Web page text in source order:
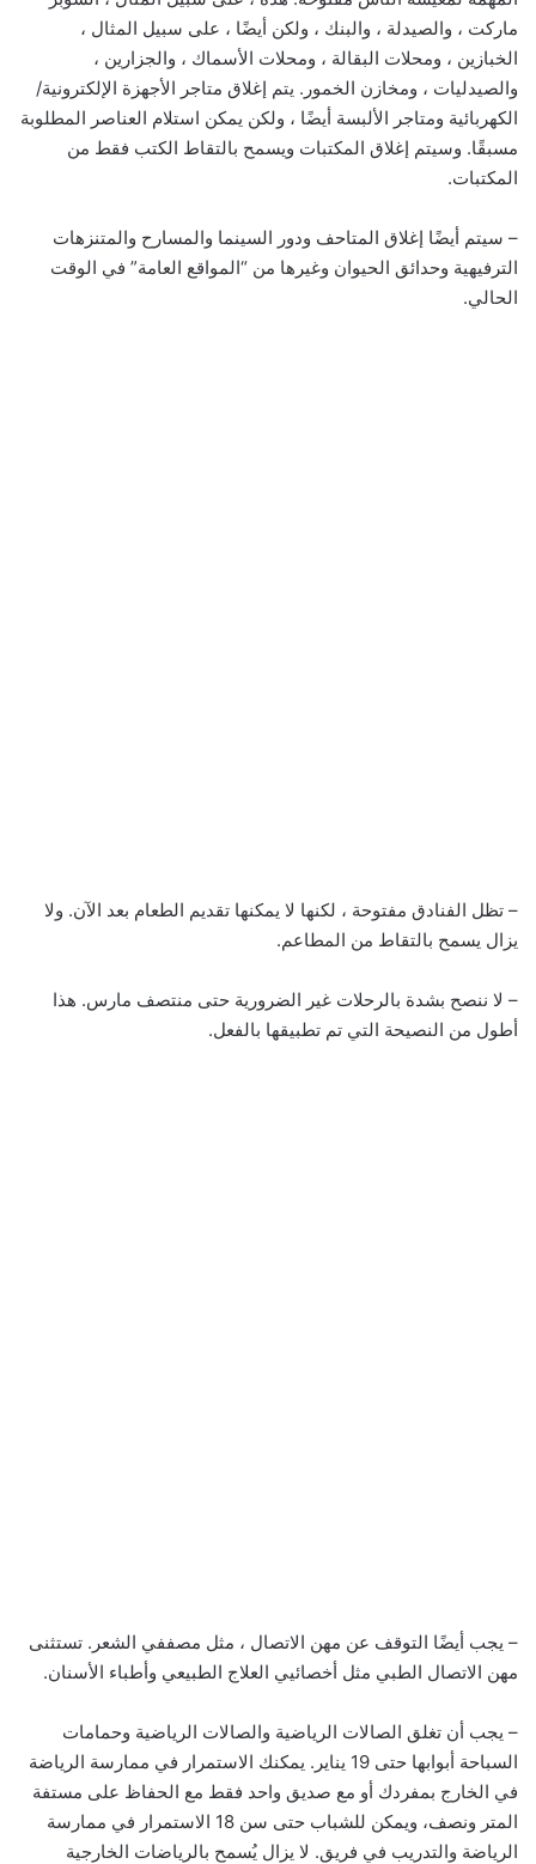
ماركت ، والصيدلة ، والبنك ، ولكن أيضًا ، على سبيل المثال ،
الخبازين ، ومحلات البقالة ، ومحلات الأسماك ، والجزارين ،
والصيدليات ، ومخازن الخمور. يتم إغلاق متاجر الأجهزة الإلكترونية/
الكهربائية ومتاجر الألبسة أيضًا ، ولكن يمكن استلام العناصر المطلوبة
مسبقًا. وسيتم إغلاق المكتبات ويسمح بالتقاط الكتب فقط من
المكتبات.
– سيتم أيضًا إغلاق المتاحف ودور السينما والمسارح والمتنزهات
الترفيهية وحدائق الحيوان وغيرها من “المواقع العامة” في الوقت
الحالي.
– تظل الفنادق مفتوحة ، لكنها لا يمكنها تقديم الطعام بعد الآن. ولا
يزال يسمح بالتقاط من المطاعم.
– لا ننصح بشدة بالرحلات غير الضرورية حتى منتصف مارس. هذا
أطول من النصيحة التي تم تطبيقها بالفعل.
– يجب أيضًا التوقف عن مهن الاتصال ، مثل مصففي الشعر. تستثنى
مهن الاتصال الطبي مثل أخصائيي العلاج الطبيعي وأطباء الأسنان.
– يجب أن تغلق الصالات الرياضية والصالات الرياضية وحمامات
السباحة أبوابها حتى 19 يناير. يمكنك الاستمرار في ممارسة الرياضة
في الخارج بمفردك أو مع صديق واحد فقط مع الحفاظ على مستفة
المتر ونصف، ويمكن للشباب حتى سن 18 الاستمرار في ممارسة
الرياضة والتدريب في فريق. لا يزال يُسمح بالرياضات الخارجية